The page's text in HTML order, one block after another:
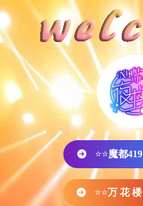
⭐⭐魔都419
⭐⭐万 花 楼